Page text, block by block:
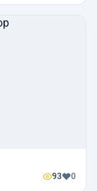
93 0